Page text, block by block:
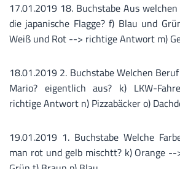
17.01.2019 18. Buchstabe Aus
die japanische Flagge? f) Blau und
Weiß und Rot --> richtige Antwort m)
18.01.2019 2. Buchstabe Welchen
Mario? eigentlich aus? k) LKW-
richtige Antwort n) Pizzabäcker o)
19.01.2019 1. Buchstabe Welche
man rot und gelb mischtt? k) Orange